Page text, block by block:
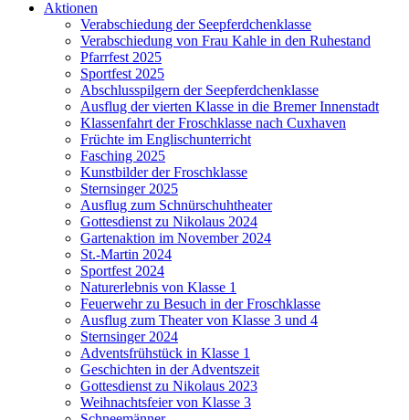
Aktionen
Verabschiedung der Seepferdchenklasse
Verabschiedung von Frau Kahle in den Ruhestand
Pfarrfest 2025
Sportfest 2025
Abschlusspilgern der Seepferdchenklasse
Ausflug der vierten Klasse in die Bremer Innenstadt
Klassenfahrt der Froschklasse nach Cuxhaven
Früchte im Englischunterricht
Fasching 2025
Kunstbilder der Froschklasse
Sternsinger 2025
Ausflug zum Schnürschuhtheater
Gottesdienst zu Nikolaus 2024
Gartenaktion im November 2024
St.-Martin 2024
Sportfest 2024
Naturerlebnis von Klasse 1
Feuerwehr zu Besuch in der Froschklasse
Ausflug zum Theater von Klasse 3 und 4
Sternsinger 2024
Adventsfrühstück in Klasse 1
Geschichten in der Adventszeit
Gottesdienst zu Nikolaus 2023
Weihnachtsfeier von Klasse 3